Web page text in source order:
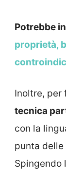
Potrebbe
proprietà,
Inoltre, per
tecnica
con la
punta
Spingendo